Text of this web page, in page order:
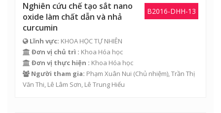
B2016-DHH-13
Nghiên cứu chế tạo sắt nano
oxide làm chất dẫn và nhả
curcumin
Lĩnh vực: KHOA HỌC TỰ NHIÊN
Đơn vị chủ trì : Khoa Hóa học
Đơn vị thực hiện : Khoa Hóa học
Người tham gia: Phạm Xuân Nui (Chủ nhiệm),Trần Thị
Văn Thi, Lê Lâm Sơn, Lê Trung Hiếu